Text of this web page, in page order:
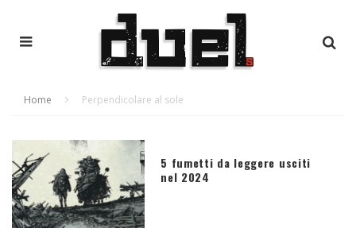
Home Perpendicolare al sole
5 fumetti da leggere usciti
nel 2024